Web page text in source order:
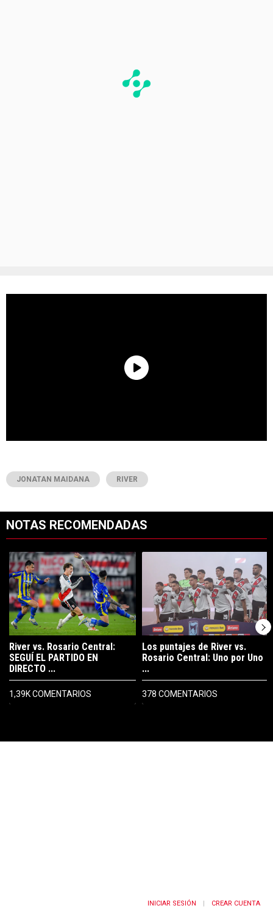
JONATAN MAIDANA RIVER
NOTAS RECOMENDADAS
Un artículo de tendencia con el título "River vs. Rosario Central:
River vs. Rosario Central:
SEGUÍ EL PARTIDO EN
DIRECTO ...
1,39K COMENTARIOS
Un artículo de tendencia con el
Los puntajes de River vs.
Rosario Central: Uno por Uno
...
378 COMENTARIOS
INICIAR SESIÓN CREAR CUENTA